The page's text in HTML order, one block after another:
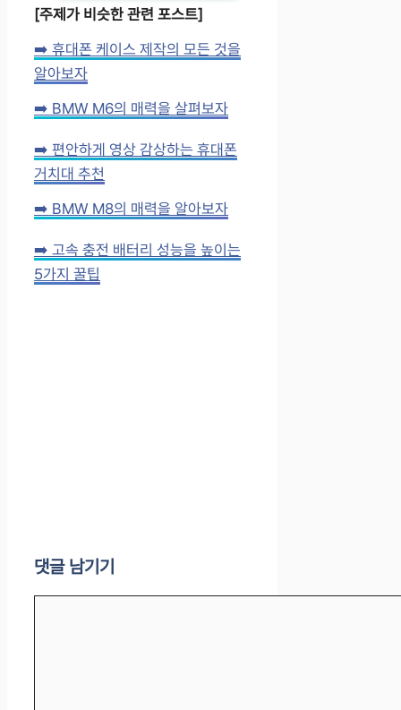
[주제가 비슷한 관련 포스트]
➡️ 휴대폰 케이스 제작의 모든 것을
알아보자
➡️ BMW M6의 매력을 살펴보자
➡️ 편안하게 영상 감상하는 휴대폰
거치대 추천
➡️ BMW M8의 매력을 알아보자
➡️ 고속 충전 배터리 성능을 높이는
5가지 꿀팁
댓글 남기기